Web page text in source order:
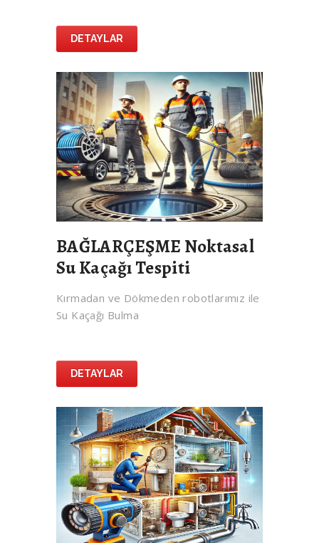
DETAYLAR
BAĞLARÇEŞME Noktasal
Su Kaçağı Tespiti
Kırmadan ve Dökmeden robotlarımız ile
Su Kaçağı Bulma
DETAYLAR